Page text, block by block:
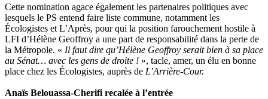
Cette nomination agace également les partenaires politiques avec
lesquels le PS entend faire liste commune, notamment les
Écologistes et L’Après, pour qui la position farouchement hostile à
LFI d’Hélène Geoffroy a une part de responsabilité dans la perte de
la Métropole. « Il faut dire qu’Hélène Geoffroy serait bien à sa place
au Sénat… avec les gens de droite ! », tacle, amer, un élu en bonne
place chez les Écologistes, auprès de L’Arrière-Cour.
Anaïs Belouassa-Cherifi recalée à l’entrée